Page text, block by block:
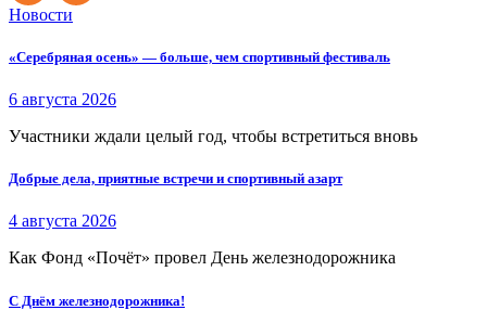
Новости
«Серебряная осень» — больше, чем спортивный фестиваль
6 августа 2026
Участники ждали целый год, чтобы встретиться вновь
Добрые дела, приятные встречи и спортивный азарт
4 августа 2026
Как Фонд «Почёт» провел День железнодорожника
С Днём железнодорожника!